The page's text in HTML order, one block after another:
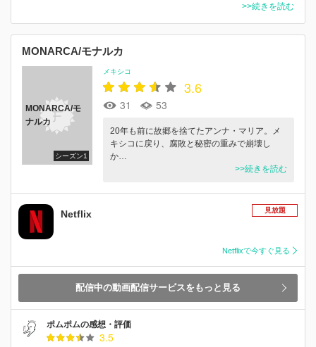
>>続きを読む
MONARCA/モナルカ
シーズン1
MONARCA/モ
ナルカ
メキシコ
3.6
31 53
20年も前に故郷を捨てたアンナ・マリア。メ
キシコに戻り、腐敗と秘密の重みで崩壊し
か…
>>続きを読む
Netflix 見放題
Netflixで今すぐ見る
配信中の動画配信サービスをもっと見る
ポムポムの感想・評価
3.5